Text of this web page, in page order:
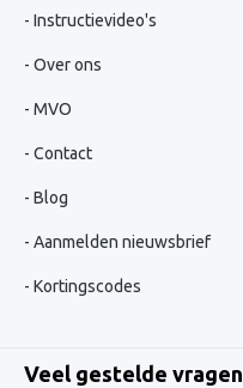
Instructievideo's
Over ons
MVO
Contact
Blog
Aanmelden nieuwsbrief
Kortingscodes
Veel gestelde vragen